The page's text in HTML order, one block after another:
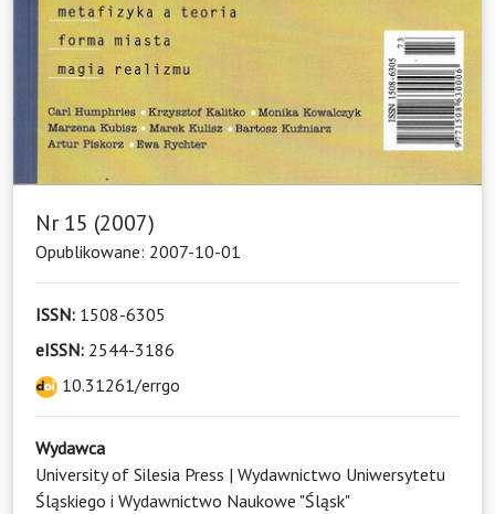
Nr 15 (2007)
Opublikowane: 2007-10-01
ISSN: 1508-6305
eISSN: 2544-3186
10.31261/errgo
Wydawca
University of Silesia Press | Wydawnictwo Uniwersytetu
Śląskiego i Wydawnictwo Naukowe "Śląsk"